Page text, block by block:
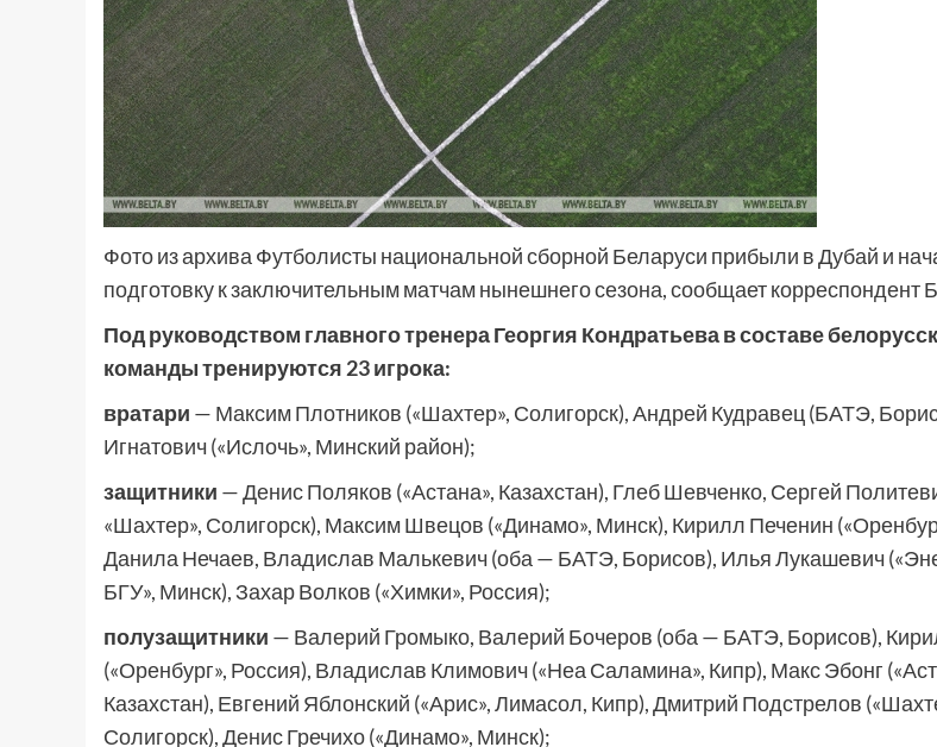
Фото из архива Футболисты национальной сборной Беларуси прибыли в Дубай и
подготовку к заключительным матчам нынешнего сезона, сообщает корреспондент
Под руководством главного тренера Георгия Кондратьева в составе
команды тренируются 23 игрока:
вратари — Максим Плотников («Шахтер», Солигорск), Андрей Кудравец (БАТЭ,
Игнатович («Ислочь», Минский район);
защитники — Денис Поляков («Астана», Казахстан), Глеб Шевченко, Сергей
«Шахтер», Солигорск), Максим Швецов («Динамо», Минск), Кирилл Печенин
Данила Нечаев, Владислав Малькевич (оба — БАТЭ, Борисов), Илья Лукашевич
БГУ», Минск), Захар Волков («Химки», Россия);
полузащитники — Валерий Громыко, Валерий Бочеров (оба — БАТЭ, Борисов),
(«Оренбург», Россия), Владислав Климович («Неа Саламина», Кипр), Макс Эбонг
Казахстан), Евгений Яблонский («Арис», Лимасол, Кипр), Дмитрий Подстрелов
Солигорск), Денис Гречихо («Динамо», Минск);